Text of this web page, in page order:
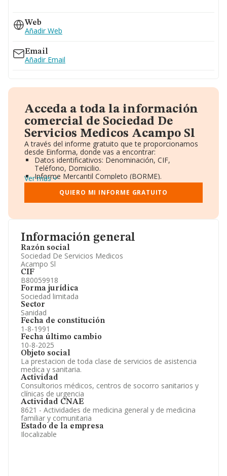
Información general
Razón social
Sociedad De Servicios Medicos
Acampo Sl
CIF
B80059918
Forma jurídica
Sociedad limitada
Sector
Sanidad
Fecha de constitución
1-8-1991
Fecha último cambio
10-8-2025
Objeto social
La prestacion de toda clase de servicios de asistencia
medica y sanitaria.
Actividad
Consultorios médicos, centros de socorro sanitarios y
clínicas de urgencia
Actividad CNAE
8621 - Actividades de medicina general y de medicina
familiar y comunitaria
Estado de la empresa
Ilocalizable
913450020
Web
Añadir Web
Email
Añadir Email
Acceda a toda la información
comercial de Sociedad De
Servicios Medicos Acampo Sl
A través del informe gratuito que te proporcionamos
desde Einforma, donde vas a encontrar:
Datos identificativos: Denominación, CIF,
Teléfono, Domicilio.
Informe Mercantil Completo (BORME).
Gráficos de Evolución Ventas y Empleados.
Consejo de Administración y Administradores.
Directivos y Ejecutivos.
Información oficial y registral complementaria.
Ver más
QUIERO MI INFORME GRATUITO